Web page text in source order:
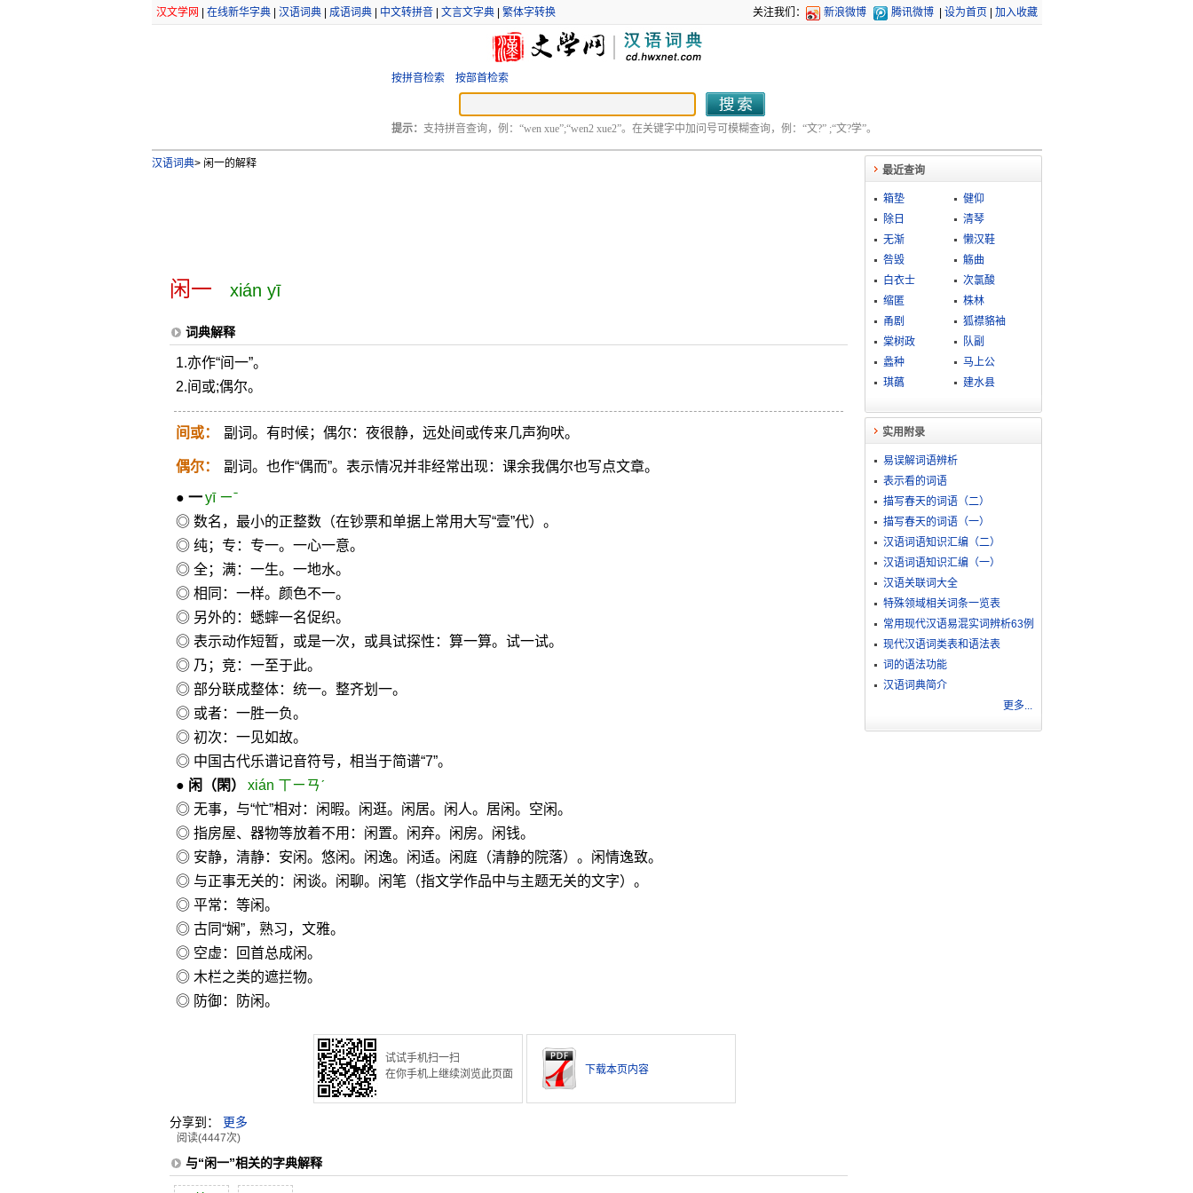
汉文学网 在线新华字典| 汉语词典| 成语词典| 中文转拼音| 文言文字典| 繁体字转换 关注我们： 新浪微博 腾讯微博 设为首页 加入收藏
按拼音检索 按部首检索
提示： 支持拼音查询，例：“wen xue”;“wen2 xue2”。在关键字中加问号可模糊查询，例：“文?” ;“文?学”。
汉语词典>闲一的解释
闲一 xián yī
词典解释
1.亦作“间一”。
2.间或;偶尔。
间或： 副词。有时候；偶尔：夜很静，远处间或传来几声狗吠。
偶尔： 副词。也作“偶而”。表示情况并非经常出现：课余我偶尔也写点文章。
● 一 yī ㄧˉ
◎ 数名，最小的正整数（在钞票和单据上常用大写“壹”代）。
◎ 纯；专：专一。一心一意。
◎ 全；满：一生。一地水。
◎ 相同：一样。颜色不一。
◎ 另外的：蟋蟀一名促织。
◎ 表示动作短暂，或是一次，或具试探性：算一算。试一试。
◎ 乃；竞：一至于此。
◎ 部分联成整体：统一。整齐划一。
◎ 或者：一胜一负。
◎ 初次：一见如故。
◎ 中国古代乐谱记音符号，相当于简谱“7”。
● 闲 （閑）
xián ㄒㄧㄢˊ
◎ 无事，与“忙”相对：闲暇。闲逛。闲居。闲人。居闲。空闲。
◎ 指房屋、器物等放着不用：闲置。闲弃。闲房。闲钱。
◎ 安静，清静：安闲。悠闲。闲逸。闲适。闲庭（清静的院落）。闲情逸致。
◎ 与正事无关的：闲谈。闲聊。闲笔（指文学作品中与主题无关的文字）。
◎ 平常：等闲。
◎ 古同“娴”，熟习，文雅。
◎ 空虚：回首总成闲。
◎ 木栏之类的遮拦物。
◎ 防御：防闲。
试试手机扫一扫
在你手机上继续浏览此页面
下载本页内容
分享到： 更多
阅读(4447次)
与“闲一”相关的字典解释
最近查询
箱垫
健仰
除日
清琴
无渐
懒汉鞋
咎毁
觞曲
白衣士
次氯酸
缩匿
株林
甬剧
狐襟貉袖
棠树政
队副
蠡种
马上公
琪蘤
建水县
实用附录
易误解词语辨析
表示看的词语
描写春天的词语（二）
描写春天的词语（一）
汉语词语知识汇编（二）
汉语词语知识汇编（一）
汉语关联词大全
特殊领域相关词条一览表
常用现代汉语易混实词辨析63例
现代汉语词类表和语法表
词的语法功能
汉语词典简介
更多...